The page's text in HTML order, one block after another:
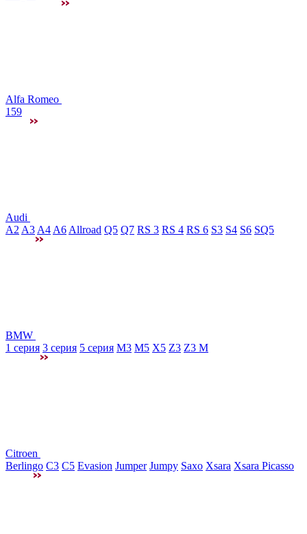
Alfa Romeo
159
Audi
A2 A3 A4 A6 Allroad Q5 Q7 RS 3 RS 4 RS 6 S3 S4 S6 SQ5
BMW
1 серия 3 серия 5 серия M3 М5 X5 Z3 Z3 M
Citroen
Berlingo C3 C5 Evasion Jumper Jumpy Saxo Xsara Xsara Picasso